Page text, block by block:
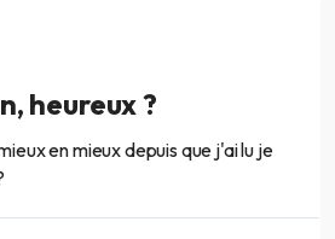
heureux ?
en mieux depuis que j'ai lu je